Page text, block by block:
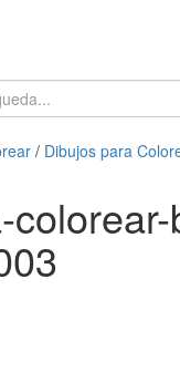
/ Dibujos para